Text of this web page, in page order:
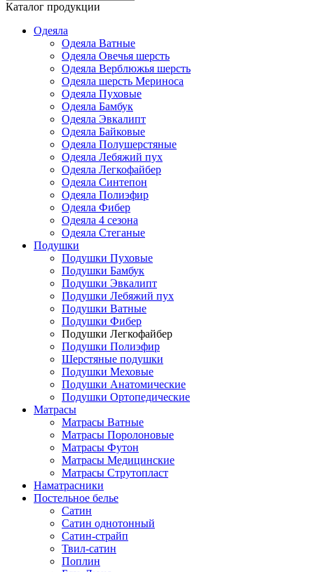
Каталог продукции
Одеяла
Одеяла Ватные
Одеяла Овечья шерсть
Одеяла Верблюжья шерсть
Одеяла шерсть Мериноса
Одеяла Пуховые
Одеяла Бамбук
Одеяла Эвкалипт
Одеяла Байковые
Одеяла Полушерстяные
Одеяла Лебяжий пух
Одеяла Легкофайбер
Одеяла Синтепон
Одеяла Полиэфир
Одеяла Фибер
Одеяла 4 сезона
Одеяла Стеганые
Подушки
Подушки Пуховые
Подушки Бамбук
Подушки Эвкалипт
Подушки Лебяжий пух
Подушки Ватные
Подушки Фибер
Подушки Легкофайбер
Подушки Полиэфир
Шерстяные подушки
Подушки Меховые
Подушки Анатомические
Подушки Ортопедические
Матрасы
Матрасы Ватные
Матрасы Поролоновые
Матрасы Футон
Матрасы Медицинские
Матрасы Струтопласт
Наматрасники
Постельное белье
Сатин
Сатин однотонный
Сатин-страйп
Твил-сатин
Поплин